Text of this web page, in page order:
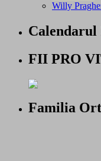
Willy
FII PRO
Familia